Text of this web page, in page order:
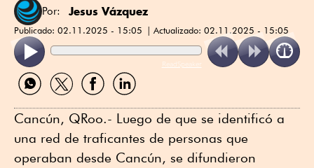
Por: Jesus Vázquez
Publicado: 02.11.2025 - 15:05 Actualizado: 02.11.2025 - 15:05
ReadSpeaker
Compartir
por
Compartir
por
Compartir
por
Compartir
por
Cancún, QRoo.- Luego de que se identificó a
una red de traficantes de personas que
operaban desde Cancún, se difundieron